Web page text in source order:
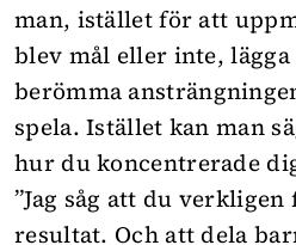
man, istället för att
blev mål eller inte,
berömma
spela. Istället kan man
hur du koncentrerade
”Jag såg att du verkligen
resultat. Och att dela